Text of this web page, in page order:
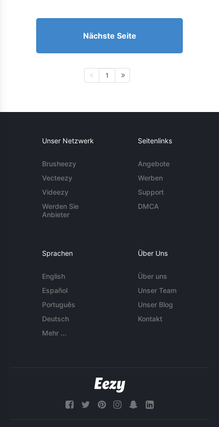
Nächste Seite
1
Unser Netzwerk
Brusheezy
Vecteezy
Videezy
Werden Sie
Anbieter
Seitenlinks
Angebote
Werben
Support
DMCA
Sprachen
English
Español
Português
Deutsch
Mehr ...
Über Uns
Über uns
Unser Team
Unser Blog
Kontakt